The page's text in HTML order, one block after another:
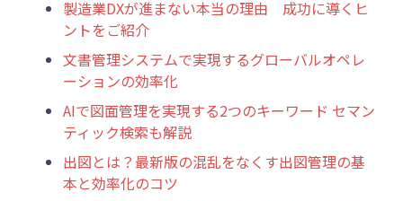
製造業DXが進まない本当の理由 成功に導くヒ
ントをご紹介
文書管理システムで実現するグローバルオペレ
ーションの効率化
AIで図面管理を実現する2つのキーワード セマン
ティック検索も解説
出図とは？最新版の混乱をなくす出図管理の基
本と効率化のコツ